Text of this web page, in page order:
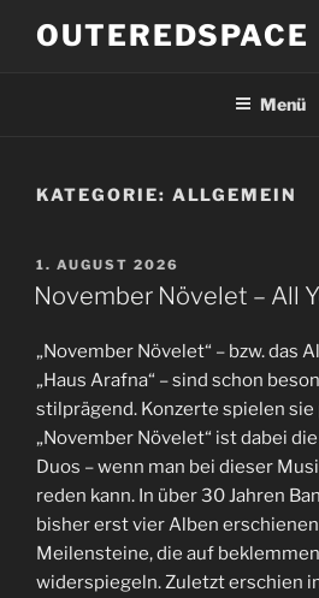
InhaltOUTEREDSPACE
Menü
KATEGORIE: ALLGEMEIN
VERÖFFENTLICHT
AM
1. AUGUST 2026
November Növelet – All
„November Növelet“ – bzw. das
„Haus Arafna“ – sind schon
stilprägend. Konzerte spielen sie
„November Növelet“ ist dabei
Duos – wenn man bei dieser
reden kann. In über 30 Jahren
bisher erst vier Alben
Meilensteine, die auf
widerspiegeln. Zuletzt erschien